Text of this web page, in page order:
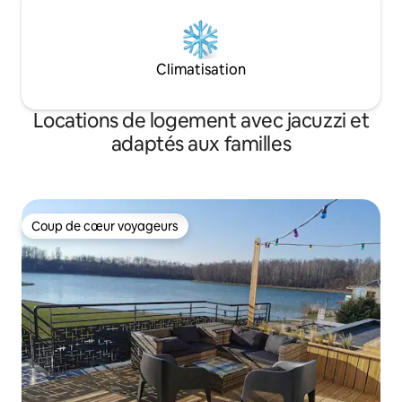
Climatisation
Locations de logement avec jacuzzi et
adaptés aux familles
Coup de cœur voyageurs
Coup de cœur voyageurs